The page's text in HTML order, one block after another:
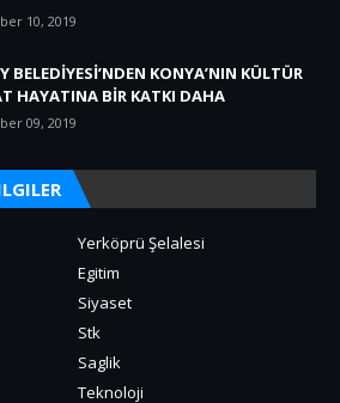
10, 2019
BELEDİYESİ’NDEN KONYA’NIN KÜLTÜR
HAYATINA BİR KATKI DAHA
09, 2019
Yerköprü Şelalesi
Egitim
Siyaset
Stk
Saglik
Teknoloji